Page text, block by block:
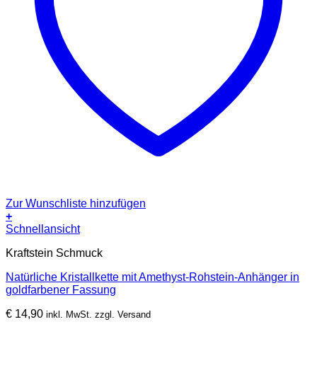
Zur Wunschliste hinzufügen
+
Schnellansicht
Kraftstein Schmuck
Natürliche Kristallkette mit Amethyst-Rohstein-Anhänger in
goldfarbener Fassung
€ 14,90 inkl. MwSt. zzgl. Versand